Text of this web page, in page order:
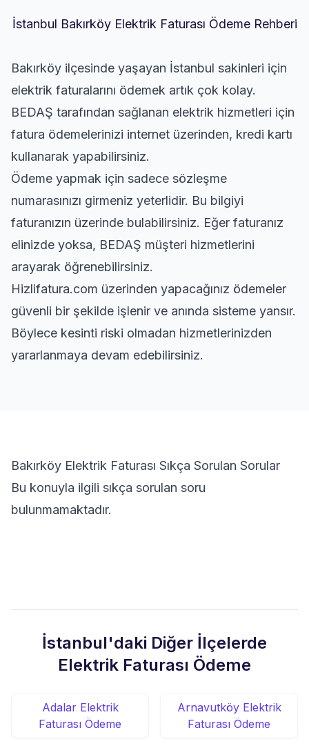
İstanbul Bakırköy Elektrik Faturası Ödeme Rehberi
Bakırköy ilçesinde yaşayan İstanbul sakinleri için
elektrik faturalarını ödemek artık çok kolay.
BEDAŞ tarafından sağlanan elektrik hizmetleri için
fatura ödemelerinizi internet üzerinden, kredi kartı
kullanarak yapabilirsiniz.
Ödeme yapmak için sadece sözleşme
numarasınızı girmeniz yeterlidir. Bu bilgiyi
faturanızın üzerinde bulabilirsiniz. Eğer faturanız
elinizde yoksa, BEDAŞ müşteri hizmetlerini
arayarak öğrenebilirsiniz.
Hizlifatura.com üzerinden yapacağınız ödemeler
güvenli bir şekilde işlenir ve anında sisteme yansır.
Böylece kesinti riski olmadan hizmetlerinizden
yararlanmaya devam edebilirsiniz.
Bakırköy Elektrik Faturası Sıkça Sorulan Sorular
Bu konuyla ilgili sıkça sorulan soru
bulunmamaktadır.
İstanbul'daki Diğer İlçelerde
Elektrik Faturası Ödeme
Adalar Elektrik
Faturası Ödeme
Arnavutköy Elektrik
Faturası Ödeme